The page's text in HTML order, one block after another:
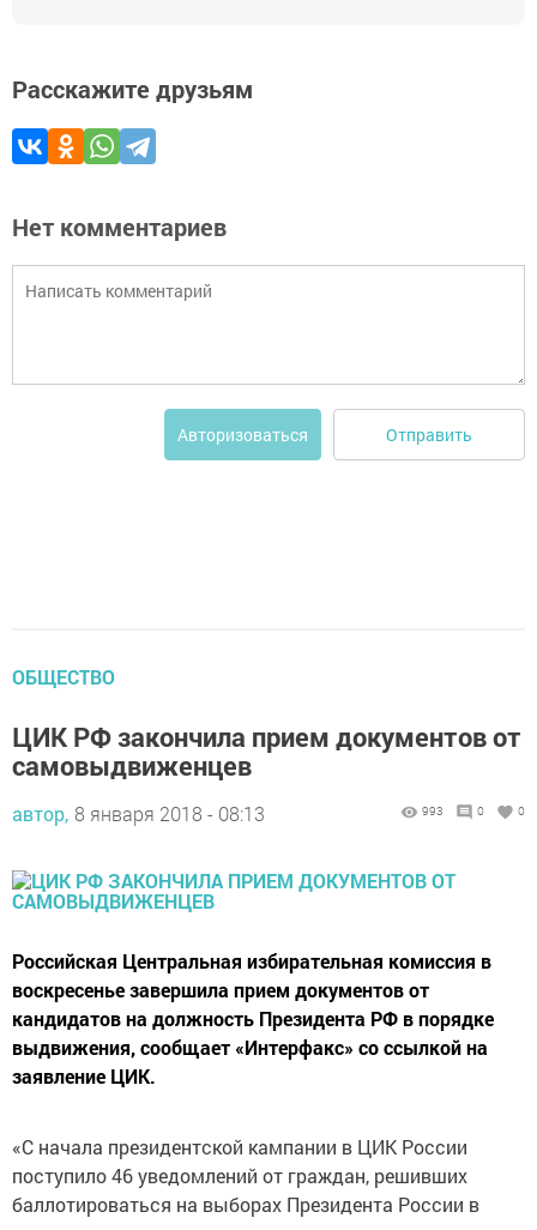
Расскажите друзьям
Нет комментариев
Авторизоваться Отправить
ОБЩЕСТВО
ЦИК РФ закончила прием документов от
самовыдвиженцев
автор, 8 января 2018 - 08:13 993 0 0
Российская Центральная избирательная комиссия в
воскресенье завершила прием документов от
кандидатов на должность Президента РФ в порядке
выдвижения, сообщает «Интерфакс» со ссылкой на
заявление ЦИК.
«С начала президентской кампании в ЦИК России
поступило 46 уведомлений от граждан, решивших
баллотироваться на выборах Президента России в